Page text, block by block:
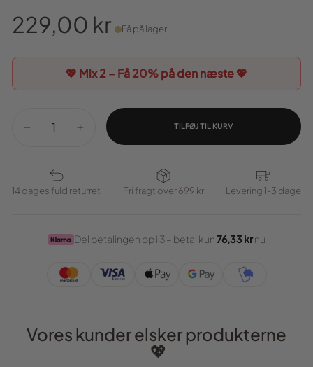
pris
229,00 kr Få på lager
💖 Mix 2 – Få20%på den næste 💖
+
TILFØJ TIL KURV
14 dages fuld returret Fri fragt over 699 kr Levering 1-3 dage
Del betalingen op i 3 – betal kun76,33 krnu
Vores kunder elsker produkterne
💖